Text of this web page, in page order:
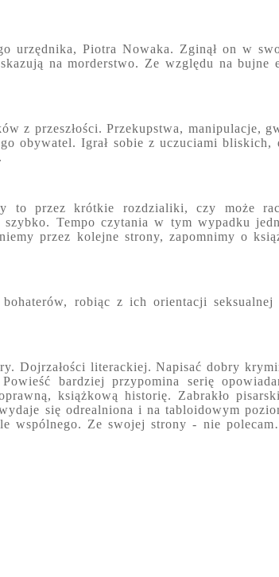
urzędnika, Piotra Nowaka. Zginął on w
na morderstwo. Ze względu na bujne
z przeszłości. Przekupstwa, manipulacje,
obywatel. Igrał sobie z uczuciami bliskich,
to przez krótkie rozdzialiki, czy może
Tempo czytania w tym wypadku
przez kolejne strony, zapomnimy o
robiąc z ich orientacji
Dojrzałości literackiej. Napisać dobry
bardziej przypomina serię
książkową historię. Zabrakło
się odrealniona i na tabloidowym
wspólnego. Ze swojej strony - nie